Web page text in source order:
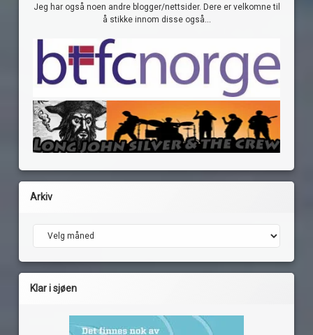
Jeg har også noen andre blogger/nettsider. Dere er velkomne til
å stikke innom disse også...
Arkiv
Arkiv
Klar i sjøen